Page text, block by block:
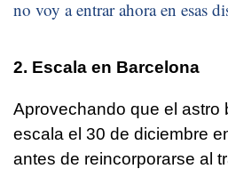
no voy a entrar ahora en esas
2. Escala en Barcelona
Aprovechando que el astro
escala el 30 de diciembre
antes de reincorporarse al